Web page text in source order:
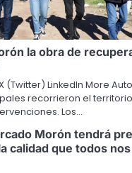
la obra de
(Twitter) LinkedIn More
recorrieron el
Los…
Morón tendrá
calidad que todos nos